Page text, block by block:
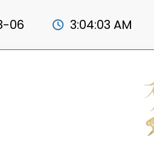
06 3:04:04 AM